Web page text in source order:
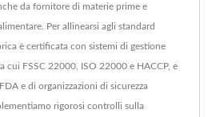
da fornitore di materie prime e
Per allinearsi agli standard
è certificata con sistemi di gestione
cui FSSC 22000, ISO 22000 e HACCP, e
e di organizzazioni di sicurezza
rigorosi controlli sulla